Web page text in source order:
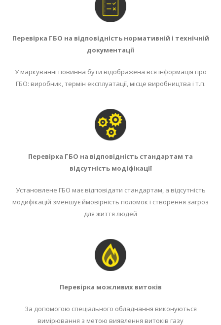
Перевірка ГБО на відповідність нормативній і технічній
документації
У маркуванні повинна бути відображена вся інформація про
ГБО: виробник, термін експлуатації, місце виробництва і т.п.
Перевірка ГБО на відповідність стандартам та
відсутність модіфікації
Установлене ГБО має відповідати стандартам, а відсутність
модифікацій зменшує ймовірність поломок і створення загроз
для життя людей
Перевірка можливих витоків
За допомогою спеціального обладнання виконуються
вимірювання з метою виявлення витоків газу